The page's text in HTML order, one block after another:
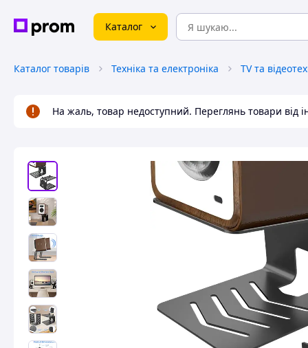
Каталог
Каталог товарів Техніка та електроніка TV та
На жаль, товар недоступний. Переглянь товари від